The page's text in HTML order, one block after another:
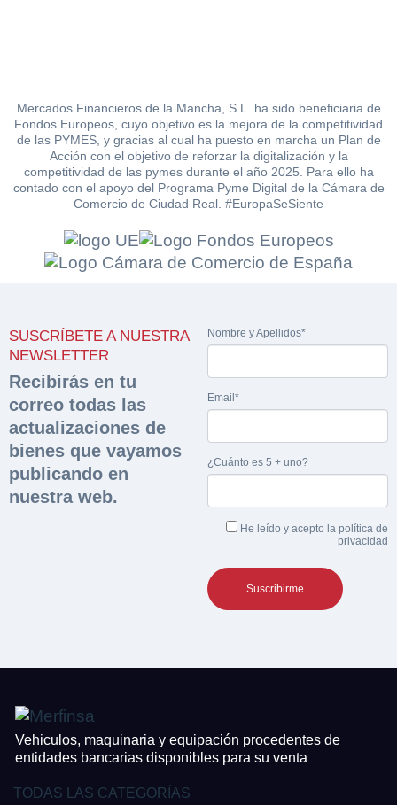
Mercados Financieros de la Mancha, S.L. ha sido beneficiaria de
Fondos Europeos, cuyo objetivo es la mejora de la competitividad
de las PYMES, y gracias al cual ha puesto en marcha un Plan de
Acción con el objetivo de reforzar la digitalización y la
competitividad de las pymes durante el año 2025. Para ello ha
contado con el apoyo del Programa Pyme Digital de la Cámara de
Comercio de Ciudad Real. #EuropaSeSiente
SUSCRÍBETE A NUESTRA
NEWSLETTER
Recibirás en tu
correo todas las
actualizaciones de
bienes que vayamos
publicando en
nuestra web.
Nombre y Apellidos*
Email*
¿Cuánto es 5 + uno?
He leído y acepto la política de
privacidad
Vehiculos, maquinaria y equipación procedentes de
entidades bancarias disponibles para su venta
TODAS LAS CATEGORÍAS
documentación
sobre la peritación
Rellene este formulario y recibirá en su email el
enlace para descargar la documentación
Nombre y Apellidos*
Email*
Razón social* CIF/DNI Ofertante*
Teléfono* Email*
Nombre y Apellidos*
continuación confirma que estás de acuerdo con ambas.
Sobre Merfinsa
Venta de bienes muebles
Vehículos